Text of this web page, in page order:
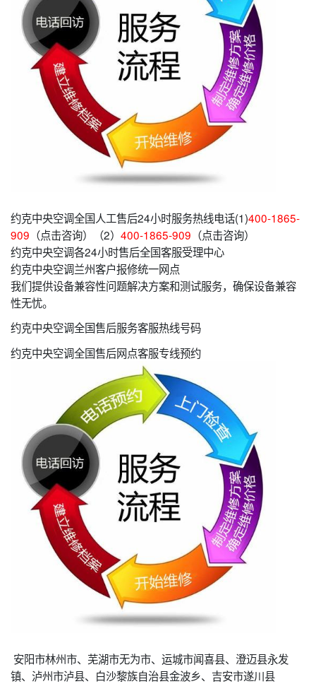
约克中央空调全国人工售后24小时服务热线电话(1)400-1865-
909 （点击咨询）（2） 400-1865-909 （点击咨询）
约克中央空调各24小时售后全国客服受理中心
约克中央空调兰州客户报修统一网点
我们提供设备兼容性问题解决方案和测试服务，确保设备兼容
性无忧。
约克中央空调全国售后服务客服热线号码
约克中央空调全国售后网点客服专线预约
安阳市林州市、芜湖市无为市、运城市闻喜县、澄迈县永发
镇、泸州市泸县、白沙黎族自治县金波乡、吉安市遂川县